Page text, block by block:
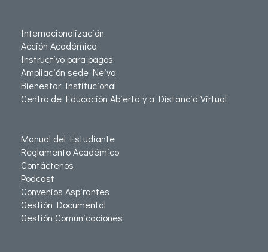
Internacionalización
Acción Académica
Instructivo para pagos
Ampliación sede Neiva
Bienestar Institucional
Centro de Educación Abierta y a Distancia Virtual
Manual del Estudiante
Reglamento Académico
Contáctenos
Podcast
Convenios Aspirantes
Gestión Documental
Gestión Comunicaciones